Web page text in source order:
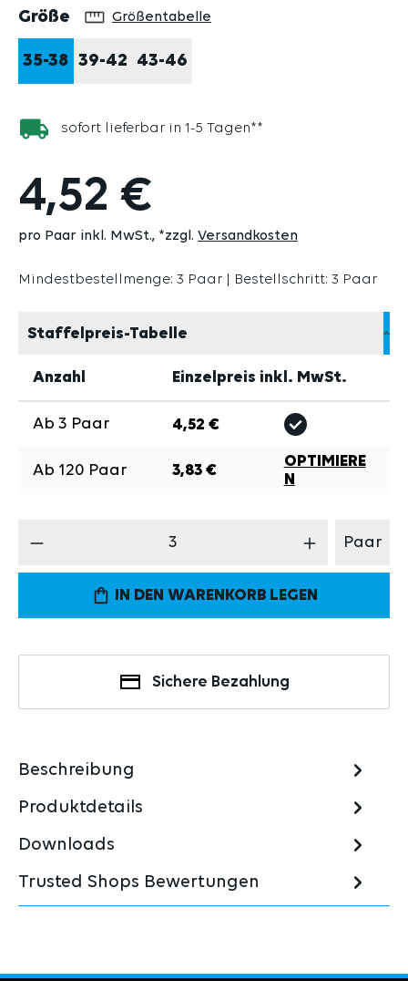
Größe auswählen
Größentabelle
35-38 39-42 43-46
sofort lieferbar in 1-5 Tagen**
4,52 €
pro Paar inkl. MwSt. *zzgl. Versandkosten
Mindestbestellmenge: 3 Paar | Bestellschritt: 3 Paar
Staffelpreis-Tabelle
Anzahl Einzelpreis inkl. MwSt.
Ab 3 Paar 4,52 €
Ab 120 Paar 3,83 €
OPTIMIERE
N
Produkt Anzahl: Gib den gewünschten
Paar
IN DEN WARENKORB LEGEN
Sichere Bezahlung
Beschreibung
Produktdetails
Downloads
Trusted Shops Bewertungen